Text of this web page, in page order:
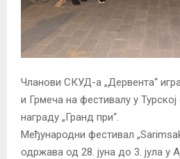
Чланови СКУД-а „Дервента“
и Грмеча на фестивалу у Турској
награду „Гранд при“.
Међународни фестивал
одржава од 28. јуна до 3. јула у